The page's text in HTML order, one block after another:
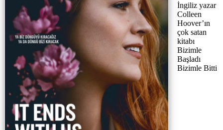
İngiliz yazar
Colleen
Hoover’ın
çok satan
kitabı
Bizimle
Başladı
Bizimle Bitti